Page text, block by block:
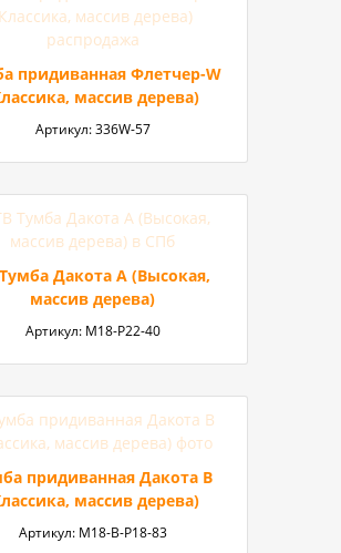
придиванная Флетчер-W
массив дерева)
Артикул:336W-57
Дакота A (Высокая,
массив дерева)
Артикул: М18-P22-40
придиванная Дакота В
массив дерева)
Артикул: М18-В-P18-83